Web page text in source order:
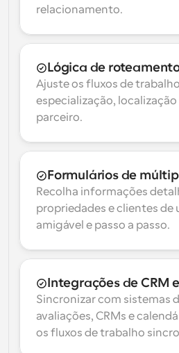
relacionamento.
Lógica de
Ajuste os fluxos de
especialização,
parceiro.
Formulários de
Recolha informações
propriedades e clientes de
amigável e passo a passo.
Integrações de CRM
Sincronizar com sistemas
avaliações, CRMs e
os fluxos de trabalho